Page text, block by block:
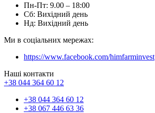
Пн-Пт: 9.00 – 18:00
Сб: Вихідний день
Нд: Вихідний день
Ми в соціальних мережах:
https://www.facebook.com/himfarminvest
Наші контакти
+38 044 364 60 12
+38 044 364 60 12
+38 067 446 63 36